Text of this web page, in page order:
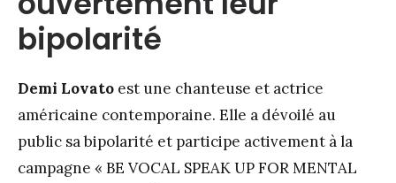
bipolarité
Demi Lovato est une chanteuse et actrice
américaine contemporaine. Elle a dévoilé au
public sa bipolarité et participe activement à la
campagne « BE VOCAL SPEAK UP FOR MENTAL